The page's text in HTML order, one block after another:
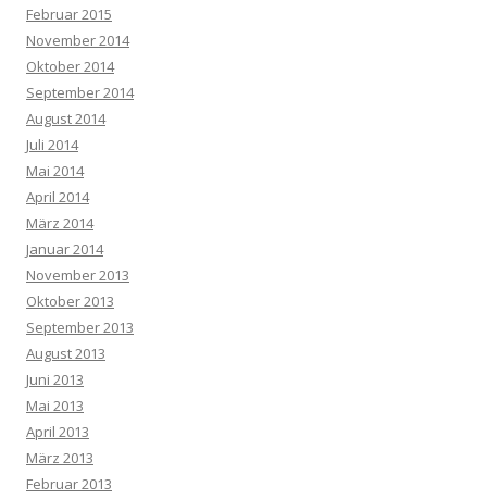
Februar 2015
November 2014
Oktober 2014
September 2014
August 2014
Juli 2014
Mai 2014
April 2014
März 2014
Januar 2014
November 2013
Oktober 2013
September 2013
August 2013
Juni 2013
Mai 2013
April 2013
März 2013
Februar 2013